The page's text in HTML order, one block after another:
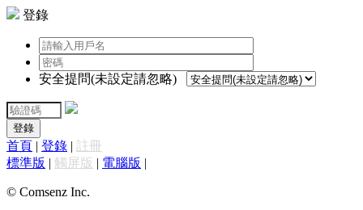
登錄
安全提問(未設定請忽略)
登錄
首頁 | 登錄 | 註冊
標準版 | 觸屏版 | 電腦版 |
© Comsenz Inc.